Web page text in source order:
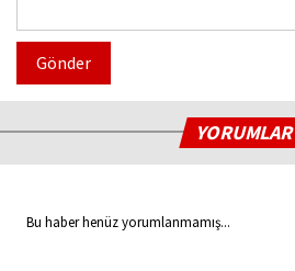
Gönder
YORUMLAR
Bu haber henüz yorumlanmamış...